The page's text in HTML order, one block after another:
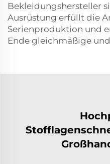
Bekleidungshersteller
Ausrüstung erfüllt die
Serienproduktion und
Ende gleichmäßige